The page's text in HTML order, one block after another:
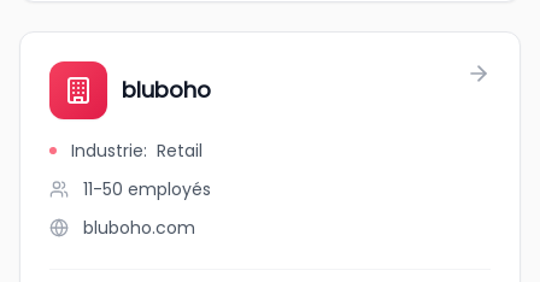
bluboho
Industrie: Retail
11-50 employés
bluboho.com